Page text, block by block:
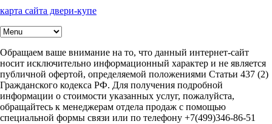
карта сайта двери-купе
Обращаем ваше внимание на то, что данный интернет-сайт
носит исключительно информационный характер и не является
публичной офертой, определяемой положениями Статьи 437 (2)
Гражданского кодекса РФ. Для получения подробной
информации о стоимости указанных услуг, пожалуйста,
обращайтесь к менеджерам отдела продаж с помощью
специальной формы связи или по телефону +7(499)346-86-51